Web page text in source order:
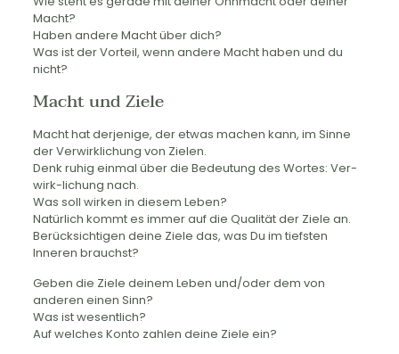
Macht?
Haben andere Macht über dich?
Was ist der Vorteil, wenn andere Macht haben und du
nicht?
Macht und Ziele
Macht hat derjenige, der etwas machen kann, im Sinne
der Verwirklichung von Zielen.
Denk ruhig einmal über die Bedeutung des Wortes: Ver-
wirk-lichung nach.
Was soll wirken in diesem Leben?
Natürlich kommt es immer auf die Qualität der Ziele an.
Berücksichtigen deine Ziele das, was Du im tiefsten
Inneren brauchst?
Geben die Ziele deinem Leben und/oder dem von
anderen einen Sinn?
Was ist wesentlich?
Auf welches Konto zahlen deine Ziele ein?